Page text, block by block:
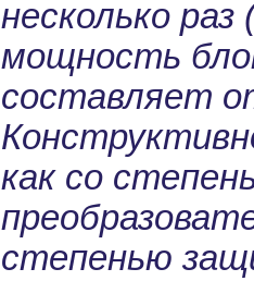
несколько
мощность
составляет
как со
степенью